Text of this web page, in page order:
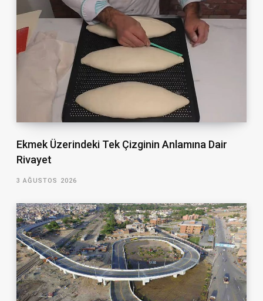
Ekmek Üzerindeki Tek Çizginin Anlamına Dair
Rivayet
3 AĞUSTOS 2026